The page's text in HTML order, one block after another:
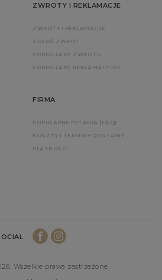
ZWROTY I REKLAMACJE
ZWROTY I REKLAMACJE
ZGŁOŚ ZWROT
FORMULARZ ZWROTU
FORMULARZ REKLAMACYJNY
FIRMA
POPULARNE PYTANIA (FAQ)
KOSZTY I TERMINY DOSTAWY
PŁATNOŚCI
Wszelkie prawa zastrzeżone